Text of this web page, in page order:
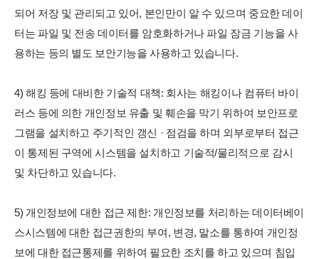
되어 저장 및 관리되고 있어, 본인만이 알 수 있으며 중요한 데이
터는 파일 및 전송 데이터를 암호화하거나 파일 잠금 기능을 사
용하는 등의 별도 보안기능을 사용하고 있습니다.
4) 해킹 등에 대비한 기술적 대책: 회사는 해킹이나 컴퓨터 바이
러스 등에 의한 개인정보 유출 및 훼손을 막기 위하여 보안프로
그램을 설치하고 주기적인 갱신 · 점검을 하며 외부로부터 접근
이 통제된 구역에 시스템을 설치하고 기술적/물리적으로 감시
및 차단하고 있습니다.
5) 개인정보에 대한 접근 제한: 개인정보를 처리하는 데이터베이
스시스템에 대한 접근권한의 부여, 변경, 말소를 통하여 개인정
보에 대한 접근통제를 위하여 필요한 조치를 하고 있으며 침입